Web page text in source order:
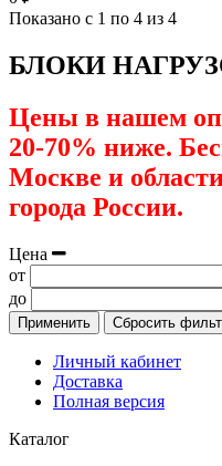
Показано с 1 по 4 из 4
БЛОКИ
Цены в нашем
20-70% ниже.
Москве и
города России.
Цена
от
до
Применить Сбросить
Личный кабинет
Доставка
Полная версия
Каталог